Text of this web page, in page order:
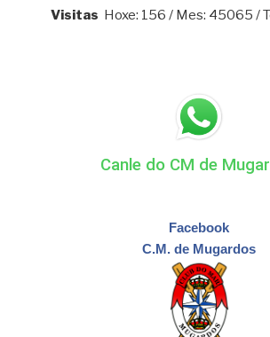
Visitas Hoxe: 156 / Mes: 45065 /
Canle do CM de
Facebook
C.M. de Mugardos